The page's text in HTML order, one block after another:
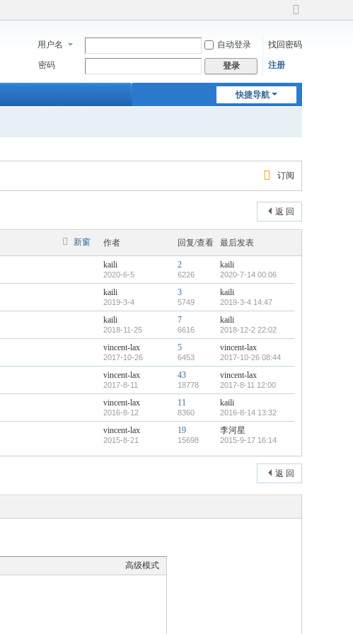
切
到
用户名 自动登录 找回密码
密码 登录 注册
快捷导航
订阅
返 回
新窗 作者 回复/查看 最后发表
kaili
2020-6-5
2
6226
kaili
2020-7-14 00:06
kaili
2019-3-4
3
5749
kaili
2019-3-4 14:47
kaili
2018-11-25
7
6616
kaili
2018-12-2 22:02
vincent-lax
2017-10-26
5
6453
vincent-lax
2017-10-26 08:44
vincent-lax
2017-8-11
43
18778
vincent-lax
2017-8-11 12:00
vincent-lax
2016-8-12
11
8360
kaili
2016-8-14 13:32
vincent-lax
2015-8-21
19
15698
李河星
2015-9-17 16:14
返 回
高级模式